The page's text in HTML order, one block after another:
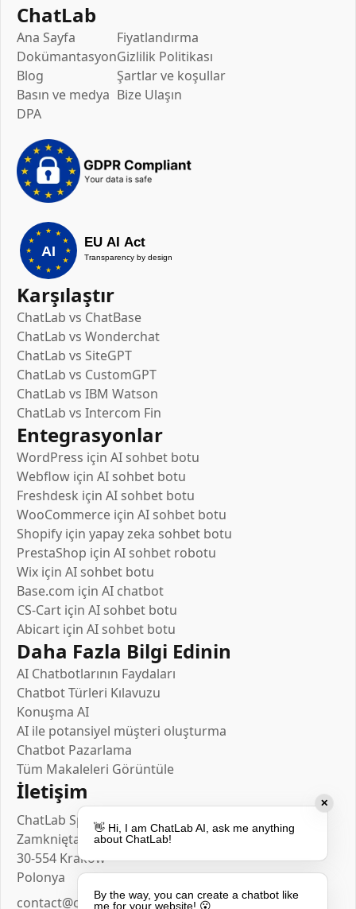
ChatLab
Ana Sayfa
Dokümantasyon
Blog
Basın ve medya
DPA
Fiyatlandırma
Gizlilik Politikası
Şartlar ve koşullar
Bize Ulaşın
Karşılaştır
ChatLab vs ChatBase
ChatLab vs Wonderchat
ChatLab vs SiteGPT
ChatLab vs CustomGPT
ChatLab vs IBM Watson
ChatLab vs Intercom Fin
Entegrasyonlar
WordPress için AI sohbet botu
Webflow için AI sohbet botu
Freshdesk için AI sohbet botu
WooCommerce için AI sohbet botu
Shopify için yapay zeka sohbet botu
PrestaShop için AI sohbet robotu
Wix için AI sohbet botu
Base.com için AI chatbot
CS-Cart için AI sohbet botu
Abicart için AI sohbet botu
Daha Fazla Bilgi Edinin
AI Chatbotlarının Faydaları
Chatbot Türleri Kılavuzu
Konuşma AI
AI ile potansiyel müşteri oluşturma
Chatbot Pazarlama
Tüm Makaleleri Görüntüle
İletişim
ChatLab Sp. z o.o.
Zamknięta 10/1.5
30-554 Kraków
Polonya
contact@chatlab.com
✕
👋 Hi, I am ChatLab AI, ask me anything
about ChatLab!
By the way, you can create a chatbot like
me for your website! 😮